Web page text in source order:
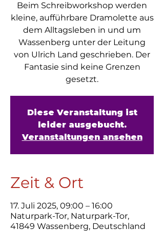
Beim Schreibworkshop werden
kleine, aufführbare Dramolette aus
dem Alltagsleben in und um
Wassenberg unter der Leitung
von Ulrich Land geschrieben. Der
Fantasie sind keine Grenzen
Diese Veranstaltung ist
leider ausgebucht.
Veranstaltungen ansehen
Zeit & Ort
17. Juli 2025, 09:00 – 16:00
Naturpark-Tor, Naturpark-Tor,
41849 Wassenberg, Deutschland